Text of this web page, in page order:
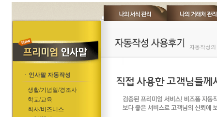
ㆍ인사말 자동작성
생활/기념일/경조사
학교/교육
회사/비즈니스
자동작성